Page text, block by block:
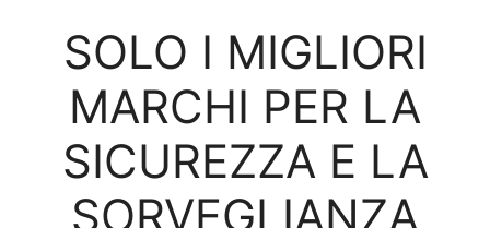
SOLO I MIGLIORI
MARCHI PER LA
SICUREZZA E LA
SORVEGLIANZA